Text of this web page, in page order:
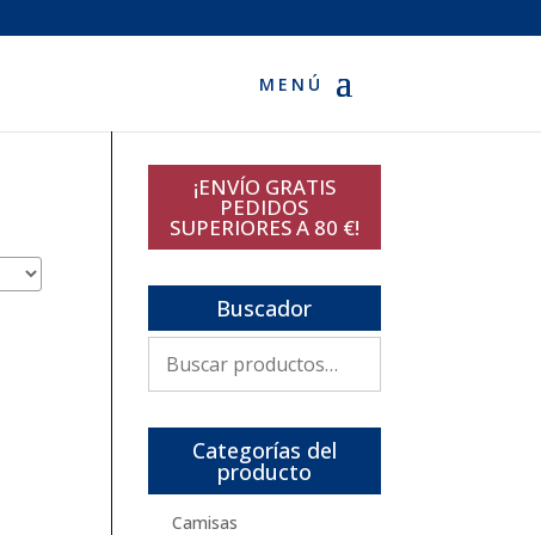
¡ENVÍO GRATIS
PEDIDOS
SUPERIORES A 80 €!
Buscador
por:
Categorías del
producto
Camisas